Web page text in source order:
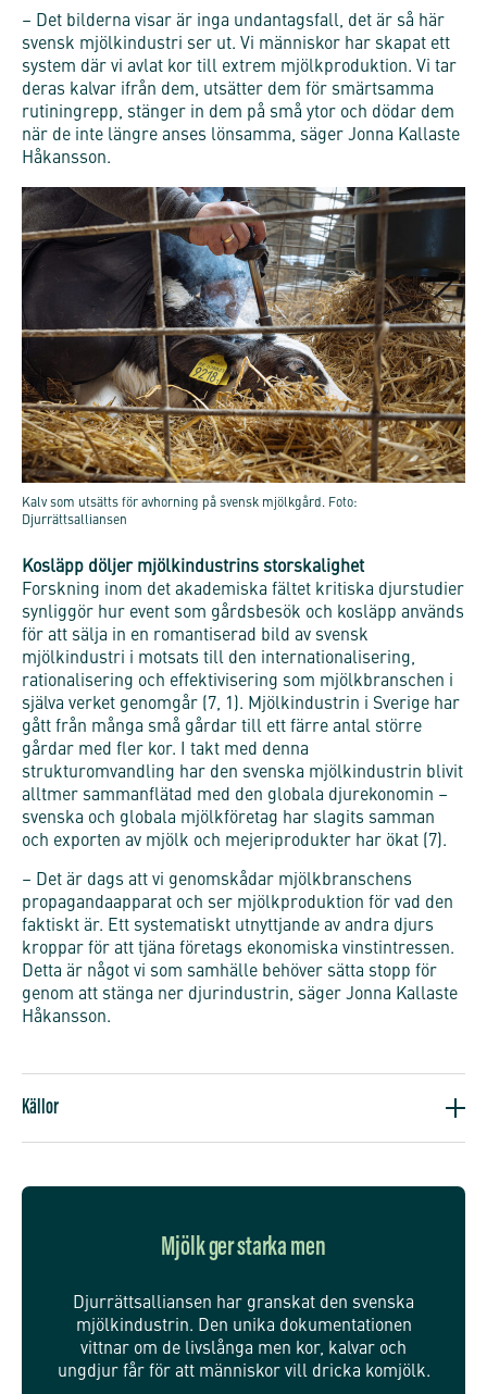
– Det bilderna visar är inga undantagsfall, det är så här
svensk mjölkindustri ser ut. Vi människor har skapat ett
system där vi avlat kor till extrem mjölkproduktion. Vi tar
deras kalvar ifrån dem, utsätter dem för smärtsamma
rutiningrepp, stänger in dem på små ytor och dödar dem
när de inte längre anses lönsamma, säger Jonna Kallaste
Håkansson.
Kalv som utsätts för avhorning på svensk mjölkgård. Foto:
Djurrättsalliansen
Kosläpp döljer mjölkindustrins storskalighet
Forskning inom det akademiska fältet kritiska djurstudier
synliggör hur event som gårdsbesök och kosläpp används
för att sälja in en romantiserad bild av svensk
mjölkindustri i motsats till den internationalisering,
rationalisering och effektivisering som mjölkbranschen i
själva verket genomgår (7, 1). Mjölkindustrin i Sverige har
gått från många små gårdar till ett färre antal större
gårdar med fler kor. I takt med denna
strukturomvandling har den svenska mjölkindustrin blivit
alltmer sammanflätad med den globala djurekonomin –
svenska och globala mjölkföretag har slagits samman
och exporten av mjölk och mejeriprodukter har ökat (7).
– Det är dags att vi genomskådar mjölkbranschens
propagandaapparat och ser mjölkproduktion för vad den
faktiskt är. Ett systematiskt utnyttjande av andra djurs
kroppar för att tjäna företags ekonomiska vinstintressen.
Detta är något vi som samhälle behöver sätta stopp för
genom att stänga ner djurindustrin, säger Jonna Kallaste
Håkansson.
Källor
Mjölk ger starka men
Djurrättsalliansen har granskat den svenska
mjölkindustrin. Den unika dokumentationen
vittnar om de livslånga men kor, kalvar och
ungdjur får för att människor vill dricka komjölk.